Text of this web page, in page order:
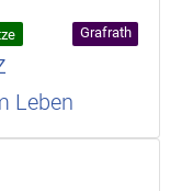
Grafrath
Leben